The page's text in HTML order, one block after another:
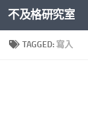
Skip to content
不及格研究室
TAGGED:寫入